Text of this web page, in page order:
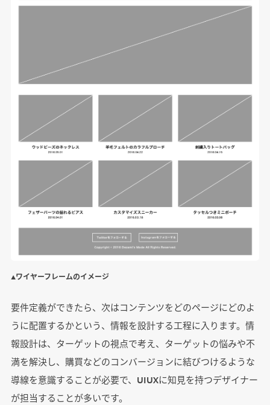
▲ワイヤーフレームのイメージ
要件定義ができたら、次はコンテンツをどのページにどのよ
うに配置するかという、情報を設計する工程に入ります。情
報設計は、ターゲットの視点で考え、ターゲットの悩みや不
満を解決し、購買などのコンバージョンに結びつけるような
導線を意識することが必要で、UIUXに知見を持つデザイナー
が担当することが多いです。